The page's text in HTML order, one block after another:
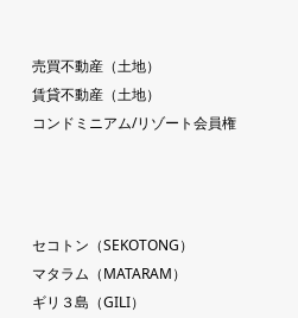
売買不動産（土地）
賃貸不動産（土地）
コンドミニアム/リゾート会員権
セコトン（SEKOTONG）
マタラム（MATARAM）
ギリ３島（GILI）